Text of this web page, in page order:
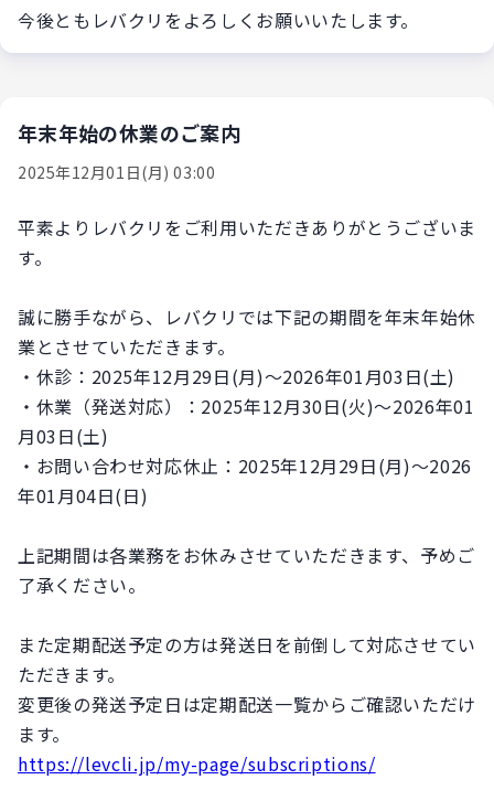
今後ともレバクリをよろしくお願いいたします。
年末年始の休業のご案内
2025年12月01日(月) 03:00
平素よりレバクリをご利用いただきありがとうございま
す。
誠に勝手ながら、レバクリでは下記の期間を年末年始休
業とさせていただきます。
・休診： 2025年12月29日(月)〜2026年01月03日(土)
・休業（発送対応）： 2025年12月30日(火)〜2026年01
月03日(土)
・お問い合わせ対応休止： 2025年12月29日(月)〜2026
年01月04日(日)
上記期間は各業務をお休みさせていただきます、予めご
了承ください。
また定期配送予定の方は発送日を前倒して対応させてい
ただきます。
変更後の発送予定日は定期配送一覧からご確認いただけ
ます。
https://levcli.jp/my-page/subscriptions/